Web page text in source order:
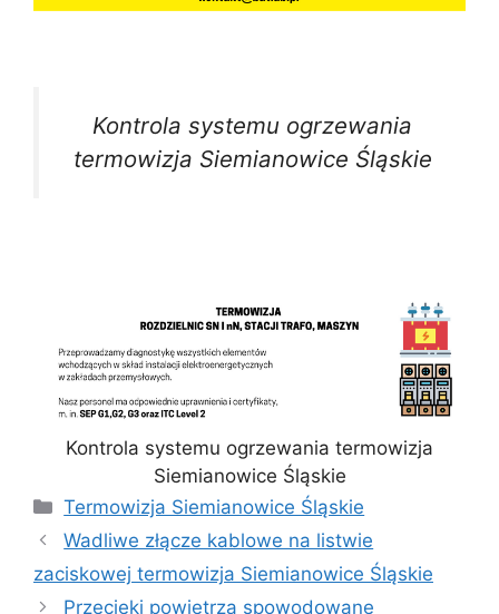
Kontrola systemu ogrzewania
termowizja Siemianowice Śląskie
Kontrola systemu ogrzewania termowizja
Siemianowice Śląskie
Kategorie
Termowizja Siemianowice Śląskie
Wadliwe złącze kablowe na listwie
zaciskowej termowizja Siemianowice Śląskie
Przecieki powietrza spowodowane